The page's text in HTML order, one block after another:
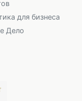
для бизнеса
Дело